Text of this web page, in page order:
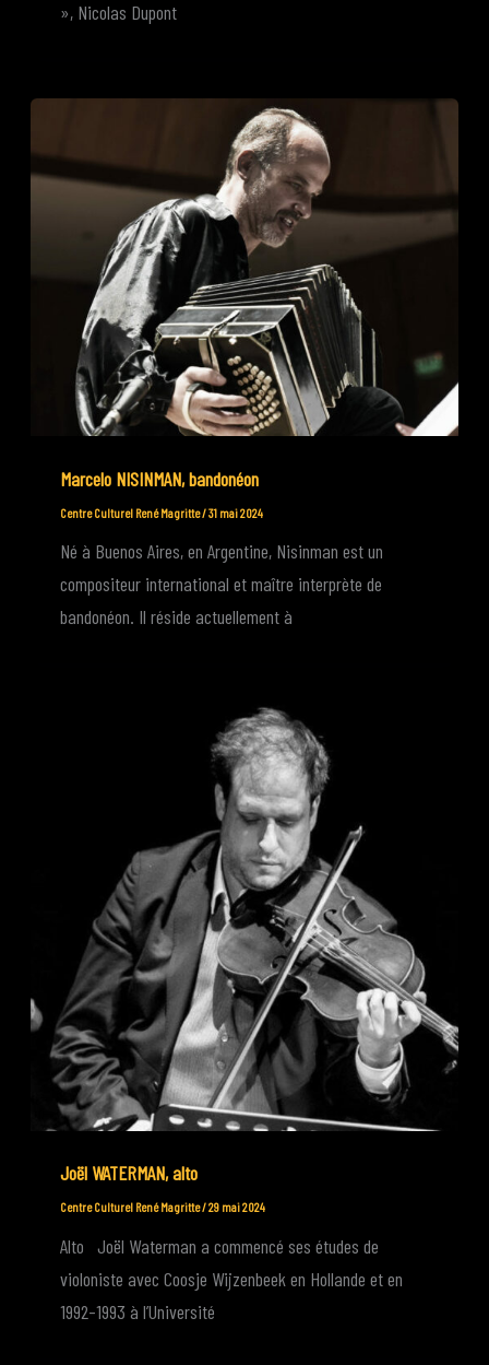
», Nicolas Dupont
Marcelo NISINMAN, bandonéon
Centre Culturel René Magritte/31 mai 2024
Né à Buenos Aires, en Argentine, Nisinman est un
compositeur international et maître interprète de
bandonéon. Il réside actuellement à
Joël WATERMAN, alto
Centre Culturel René Magritte/29 mai 2024
Alto Joël Waterman a commencé ses études de
violoniste avec Coosje Wijzenbeek en Hollande et en
1992-1993 à l’Université